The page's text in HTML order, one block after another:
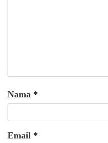
Nama *
Email *